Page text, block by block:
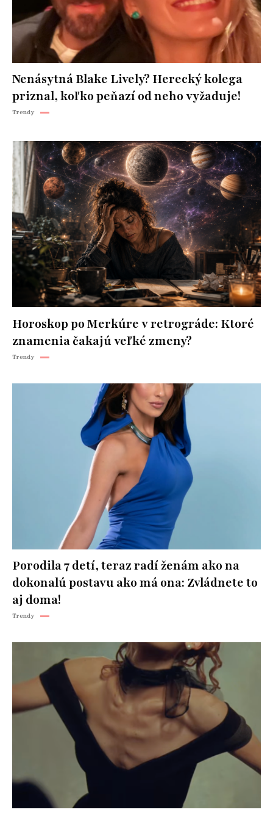
Nenásytná Blake Lively? Herecký kolega
priznal, koľko peňazí od neho vyžaduje!
Trendy
Horoskop po Merkúre v retrográde: Ktoré
znamenia čakajú veľké zmeny?
Trendy
Porodila 7 detí, teraz radí ženám ako na
dokonalú postavu ako má ona: Zvládnete to
aj doma!
Trendy